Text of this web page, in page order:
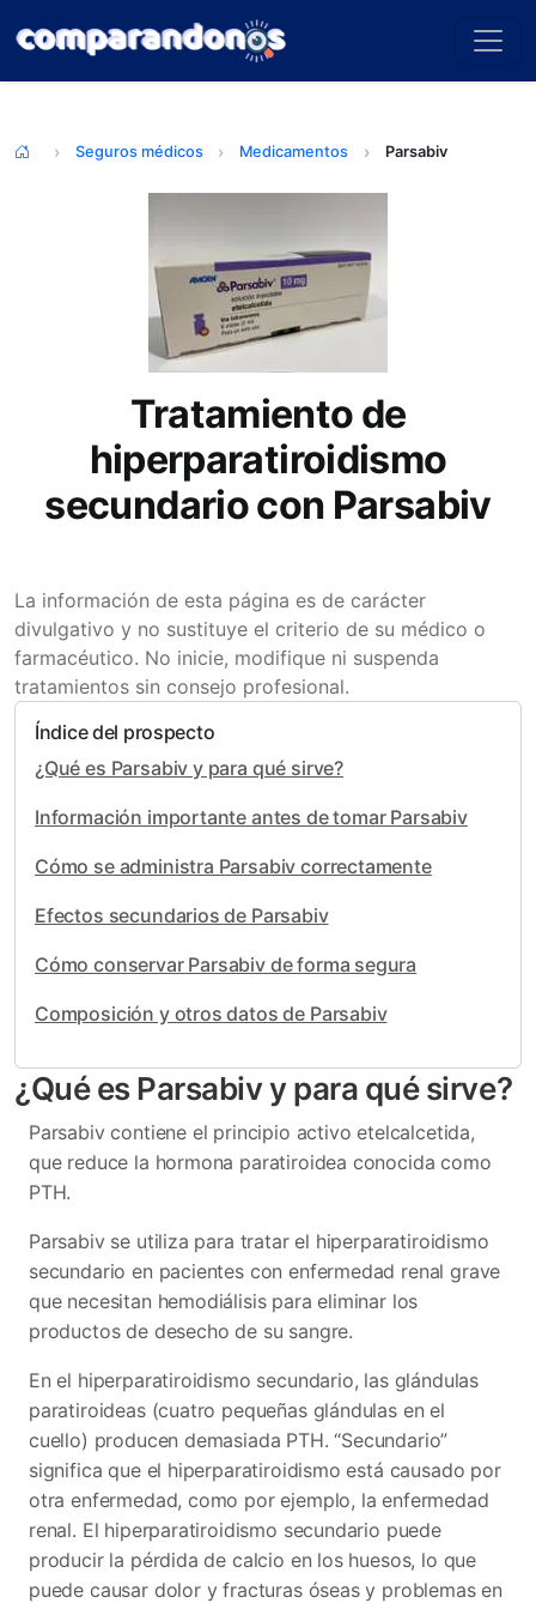
Seguros médicos Medicamentos Parsabiv
Tratamiento de
hiperparatiroidismo
secundario con Parsabiv
La información de esta página es de carácter
divulgativo y no sustituye el criterio de su médico o
farmacéutico. No inicie, modifique ni suspenda
tratamientos sin consejo profesional.
Índice del prospecto
¿Qué es Parsabiv y para qué sirve?
Información importante antes de tomar Parsabiv
Cómo se administra Parsabiv correctamente
Efectos secundarios de Parsabiv
Cómo conservar Parsabiv de forma segura
Composición y otros datos de Parsabiv
¿Qué es Parsabiv y para qué sirve?
Parsabiv contiene el principio activo etelcalcetida,
que reduce la hormona paratiroidea conocida como
PTH.
Parsabiv se utiliza para tratar el hiperparatiroidismo
secundario en pacientes con enfermedad renal grave
que necesitan hemodiálisis para eliminar los
productos de desecho de su sangre.
En el hiperparatiroidismo secundario, las glándulas
paratiroideas (cuatro pequeñas glándulas en el
cuello) producen demasiada PTH. “Secundario”
significa que el hiperparatiroidismo está causado por
otra enfermedad, como por ejemplo, la enfermedad
renal. El hiperparatiroidismo secundario puede
producir la pérdida de calcio en los huesos, lo que
puede causar dolor y fracturas óseas y problemas en